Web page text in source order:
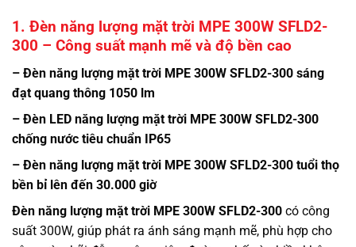
1. Đèn năng lượng mặt trời MPE 300W SFLD2-
300 – Công suất mạnh mẽ và độ bền cao
– Đèn năng lượng mặt trời MPE 300W SFLD2-300 sáng
đạt quang thông 1050 lm
– Đèn LED năng lượng mặt trời MPE 300W SFLD2-300
chống nước tiêu chuẩn IP65
– Đèn năng lượng mặt trời MPE 300W SFLD2-300 tuổi thọ
bền bỉ lên đến 30.000 giờ
Đèn năng lượng mặt trời MPE 300W SFLD2-300 có công
suất 300W, giúp phát ra ánh sáng mạnh mẽ, phù hợp cho